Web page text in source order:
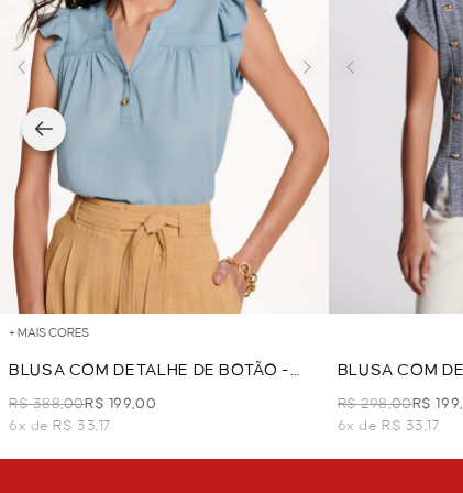
+ MAIS CORES
BLUSA COM DETALHE DE BOTÃO -
AZUL
R$ 388,00R$ 199,00
6x de R$ 33,17
BLUSA COM
AZUL
R$ 298,00R$
6x de R$ 33,17